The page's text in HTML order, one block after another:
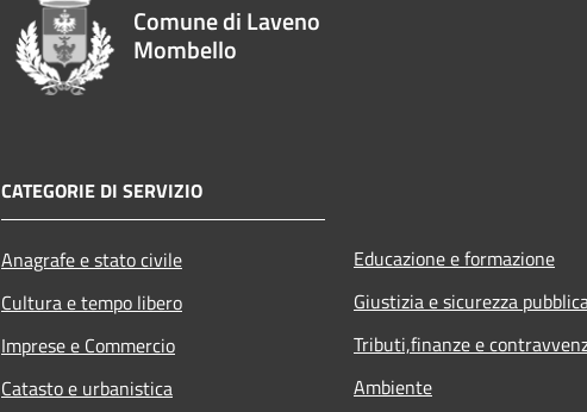
Comune di Laveno
Mombello
CATEGORIE DI SERVIZIO
Anagrafe e stato civile
Cultura e tempo libero
Imprese e Commercio
Catasto e urbanistica
Educazione e formazione
Giustizia e sicurezza
Tributi,finanze e
Ambiente